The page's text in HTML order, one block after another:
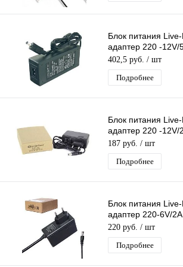
Блок питания
адаптер 220 -12V/
мм
402,5 руб. / шт
Подробнее
Блок питания
адаптер 220 -12V/
штекер 5.5*2,5 мм
187 руб. / шт
Подробнее
Блок питания
адаптер 220-6V/
внешн(+)внутр(-)
220 руб. / шт
Подробнее